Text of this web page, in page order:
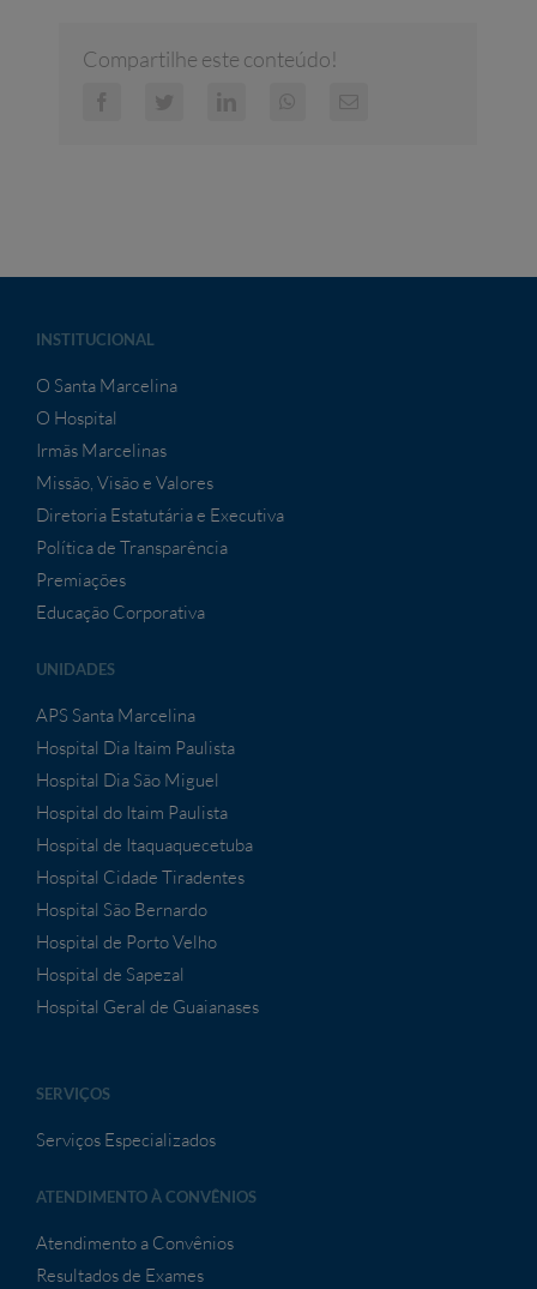
Compartilhe este conteúdo!
INSTITUCIONAL
O Santa Marcelina
O Hospital
Irmãs Marcelinas
Missão, Visão e Valores
Diretoria Estatutária e Executiva
Política de Transparência
Premiações
Educação Corporativa
UNIDADES
APS Santa Marcelina
Hospital Dia Itaim Paulista
Hospital Dia São Miguel
Hospital do Itaim Paulista
Hospital de Itaquaquecetuba
Hospital Cidade Tiradentes
Hospital São Bernardo
Hospital de Porto Velho
Hospital de Sapezal
Hospital Geral de Guaianases
SERVIÇOS
Serviços Especializados
ATENDIMENTO À CONVÊNIOS
Atendimento a Convênios
Resultados de Exames